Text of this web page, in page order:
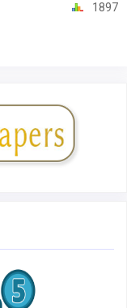
1897